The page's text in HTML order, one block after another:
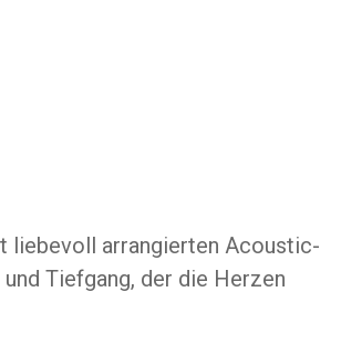
liebevoll arrangierten Acoustic-
Tiefgang, der die Herzen